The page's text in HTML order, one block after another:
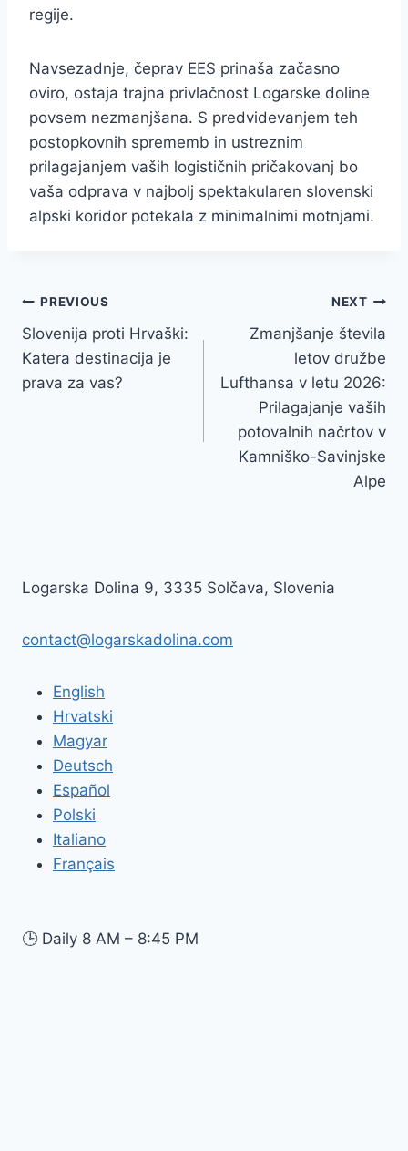
regije.
Navsezadnje, čeprav EES prinaša začasno
oviro, ostaja trajna privlačnost Logarske doline
povsem nezmanjšana. S predvidevanjem teh
postopkovnih sprememb in ustreznim
prilagajanjem vaših logističnih pričakovanj bo
vaša odprava v najbolj spektakularen slovenski
alpski koridor potekala z minimalnimi motnjami.
Navigacija
prispevka
PREVIOUS
Slovenija proti Hrvaški:
Katera destinacija je
prava za vas?
NEXT
Zmanjšanje števila
letov družbe
Lufthansa v letu 2026:
Prilagajanje vaših
potovalnih načrtov v
Kamniško-Savinjske
Alpe
Logarska Dolina 9, 3335 Solčava, Slovenia
contact@logarskadolina.com
English
Hrvatski
Magyar
Deutsch
Español
Polski
Italiano
Français
🕒 Daily 8 AM – 8:45 PM